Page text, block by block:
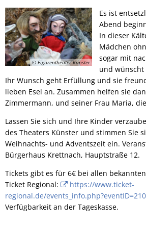
© Figurentheater Künster
Es ist
Abend
In dieser
Mädchen
sogar mit
und wünscht
Ihr Wunsch geht Erfüllung und sie
lieben Esel an. Zusammen helfen sie
Zimmermann, und seiner Frau Maria,
Lassen Sie sich und Ihre Kinder
des Theaters Künster und stimmen Sie
Weihnachts- und Adventszeit ein.
Bürgerhaus Krettnach, Hauptstraße 12.
Tickets gibt es für 6€ bei allen
Ticket Regional:
https://www.ticket-
regional.de/
Verfügbarkeit an der Tageskasse.